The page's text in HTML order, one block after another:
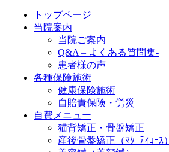
トップページ
当院案内
当院ご案内
Q&A – よくある質問集-
患者様の声
各種保険施術
健康保険施術
自賠責保険・労災
自費メニュー
猫背矯正・骨盤矯正
産後骨盤矯正（ﾏﾀﾆﾃｨｺｰｽ）